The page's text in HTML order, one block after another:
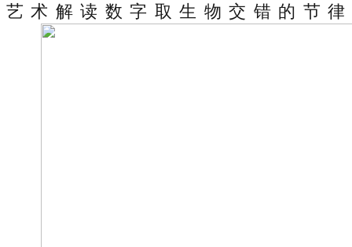
艺术解读数字取生物交错的节律